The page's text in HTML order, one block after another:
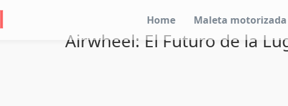
Home Maleta motorizada
Airwheel: El Futuro de la